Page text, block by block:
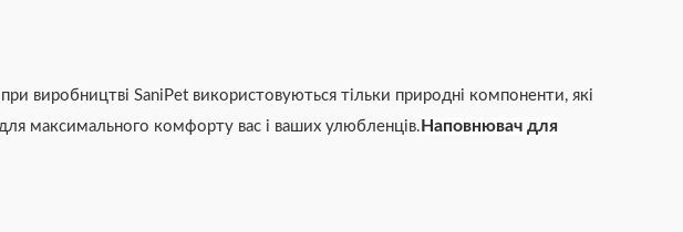
виробництві SaniPet використовуються тільки природні компоненти, які
максимального комфорту вас і ваших улюбленців. Наповнювач для